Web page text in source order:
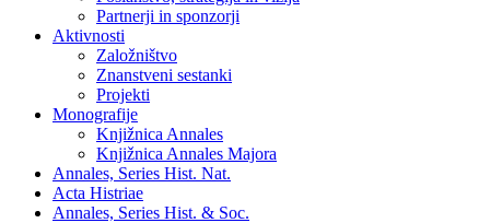
Partnerji in sponzorji
Aktivnosti
Založništvo
Znanstveni sestanki
Projekti
Monografije
Knjižnica Annales
Knjižnica Annales Majora
Annales, Series Hist. Nat.
Acta Histriae
Annales, Series Hist. & Soc.